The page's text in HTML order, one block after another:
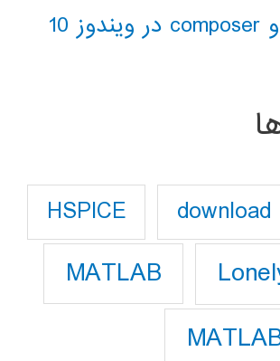
HSPICE
MATLAB